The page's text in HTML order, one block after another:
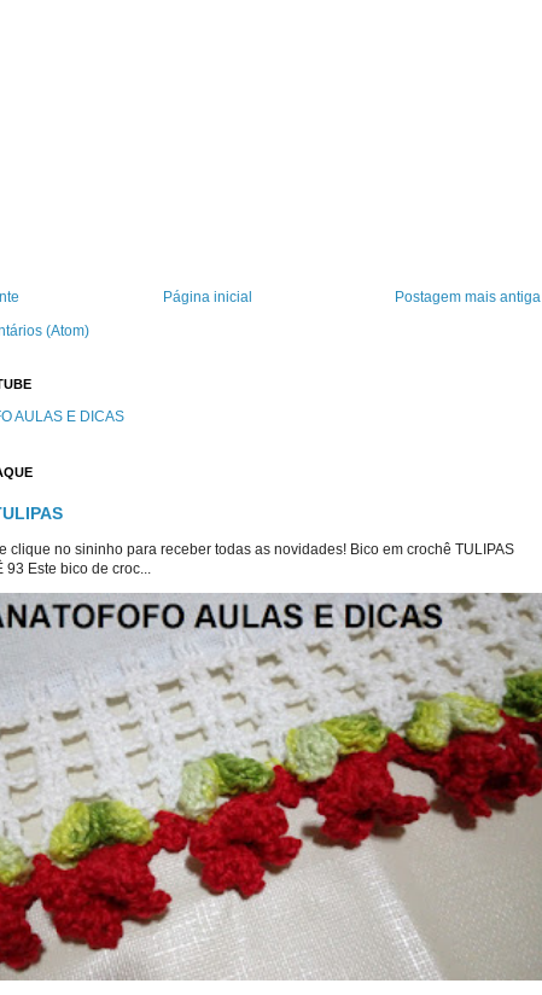
Postagem mais antiga
Página inicial
(Atom)
AULAS E DICAS
clique no sininho para receber todas as novidades! Bico em crochê TULIPAS
93 Este bico de croc...